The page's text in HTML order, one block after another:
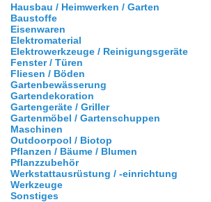
Hausbau / Heimwerken / Garten
Baustoffe
Eisenwaren
Elektromaterial
Elektrowerkzeuge / Reinigungsgeräte
Fenster / Türen
Fliesen / Böden
Gartenbewässerung
Gartendekoration
Gartengeräte / Griller
Gartenmöbel / Gartenschuppen
Maschinen
Outdoorpool / Biotop
Pflanzen / Bäume / Blumen
Pflanzzubehör
Werkstattausrüstung / -einrichtung
Werkzeuge
Sonstiges